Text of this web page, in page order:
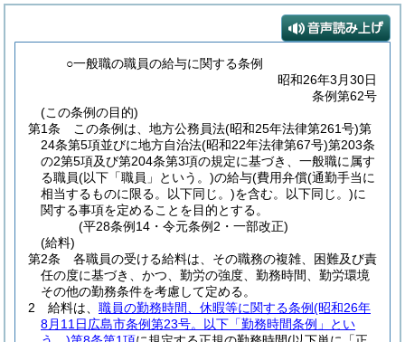
○一般職の職員の給与に関する条例
昭和26年3月30日
条例第62号
(この条例の目的)
第1条
この条例は、地方公務員法(昭和25年法律第261号)第
24条第5項並びに地方自治法(昭和22年法律第67号)第203条
の2第5項及び第204条第3項の規定に基づき、一般職に属す
る職員(以下「職員」という。)の給与(費用弁償(通勤手当に
相当するものに限る。以下同じ。)を含む。以下同じ。)に
関する事項を定めることを目的とする。
(平28条例14・令元条例2・一部改正)
(給料)
第2条
各職員の受ける給料は、その職務の複雑、困難及び責
任の度に基づき、かつ、勤労の強度、勤務時間、勤労環境
その他の勤務条件を考慮して定める。
2
給料は、 職員の勤務時間、休暇等に関する条例(昭和26年
8月11日広島市条例第23号。以下「勤務時間条例」とい